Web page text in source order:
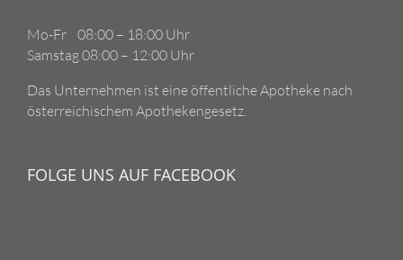
Mo-Fr 08:00 – 18:00 Uhr
Samstag 08:00 – 12:00 Uhr
Das Unternehmen ist eine öffentliche Apotheke nach
österreichischem Apothekengesetz.
FOLGE UNS AUF FACEBOOK